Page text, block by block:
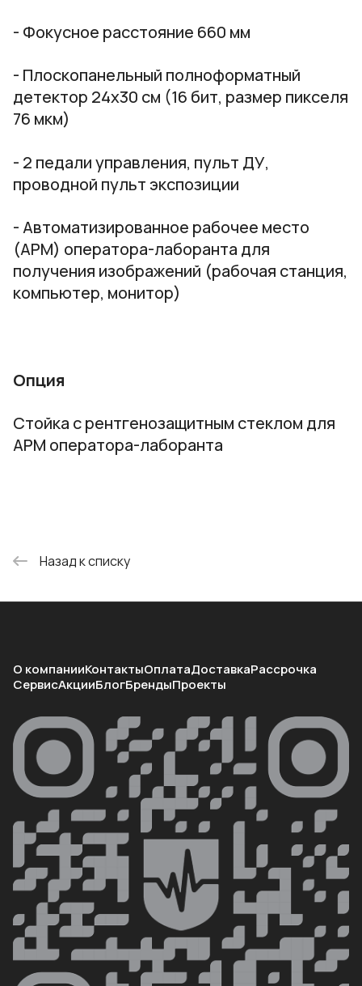
- Фокусное расстояние 660 мм
- Плоскопанельный полноформатный
детектор 24х30 см (16 бит, размер пикселя
76 мкм)
- 2 педали управления, пульт ДУ,
проводной пульт экспозиции
- Автоматизированное рабочее место
(АРМ) оператора-лаборанта для
получения изображений (рабочая станция,
компьютер, монитор)
Опция
Стойка с рентгенозащитным стеклом для
АРМ оператора-лаборанта
Назад к списку
О компанииКонтактыОплатаДоставкаРассрочка
СервисАкцииБлогБрендыПроекты